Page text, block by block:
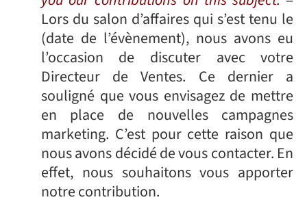
Lors du salon d’affaires qui s’est tenu le
(date de l’évènement), nous avons eu
l’occasion de discuter avec votre
Directeur de Ventes. Ce dernier a
souligné que vous envisagez de mettre
en place de nouvelles campagnes
marketing. C’est pour cette raison que
nous avons décidé de vous contacter. En
effet, nous souhaitons vous apporter
notre contribution.